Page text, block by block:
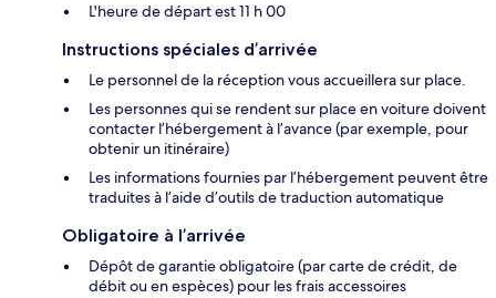
L'heure de départ est 11 h 00
Instructions spéciales d’arrivée
Le personnel de la réception vous accueillera sur place.
Les personnes qui se rendent sur place en voiture doivent
contacter l’hébergement à l’avance (par exemple, pour
obtenir un itinéraire)
Les informations fournies par l’hébergement peuvent être
traduites à l’aide d’outils de traduction automatique
Obligatoire à l’arrivée
Dépôt de garantie obligatoire (par carte de crédit, de
débit ou en espèces) pour les frais accessoires